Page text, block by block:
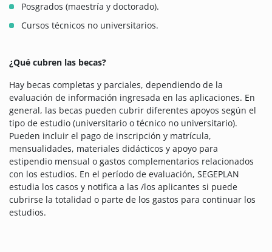
Posgrados (maestría y doctorado).
Cursos técnicos no universitarios.
¿Qué cubren las becas?
Hay becas completas y parciales, dependiendo de la
evaluación de información ingresada en las aplicaciones. En
general, las becas pueden cubrir diferentes apoyos según el
tipo de estudio (universitario o técnico no universitario).
Pueden incluir el pago de inscripción y matrícula,
mensualidades, materiales didácticos y apoyo para
estipendio mensual o gastos complementarios relacionados
con los estudios. En el período de evaluación, SEGEPLAN
estudia los casos y notifica a las /los aplicantes si puede
cubrirse la totalidad o parte de los gastos para continuar los
estudios.